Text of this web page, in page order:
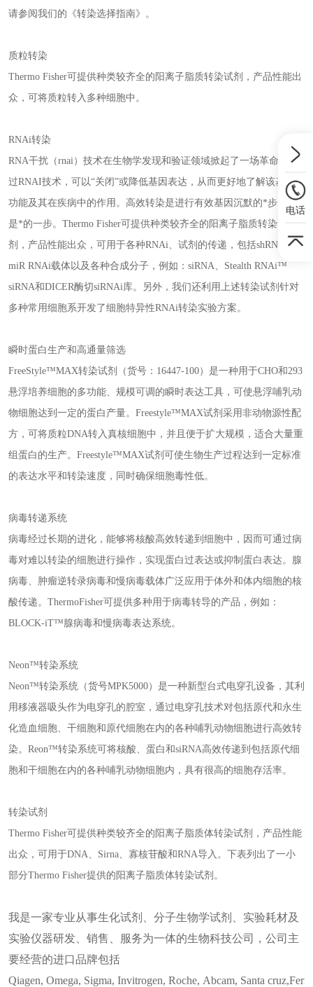
请参阅我们的《转染选择指南》。
质粒转染
Thermo Fisher可提供种类较齐全的阳离子脂质转染试剂，产品性能出
众，可将质粒转入多种细胞中。
RNAi转染
RNA干扰（rnai）技术在生物学发现和验证领域掀起了一场革命。通
过RNAI技术，可以“关闭”或降低基因表达，从而更好地了解该基因的
功能及其在疾病中的作用。高效转染是进行有效基因沉默的*步，也
是*的一步。Thermo Fisher可提供种类较齐全的阳离子脂质转染试
剂，产品性能出众，可用于各种RNAi、试剂的传递，包括shRNA和
miR RNAi载体以及各种合成分子，例如：siRNA、Stealth RNAi™
siRNA和DICER酶切siRNAi库。另外，我们还利用上述转染试剂针对
多种常用细胞系开发了细胞特异性RNAi转染实验方案。
瞬时蛋白生产和高通量筛选
FreeStyle™MAX转染试剂（货号：16447-100）是一种用于CHO和293
悬浮培养细胞的多功能、规模可调的瞬时表达工具，可使悬浮哺乳动
物细胞达到一定的蛋白产量。Freestyle™MAX试剂采用非动物源性配
方，可将质粒DNA转入真核细胞中，并且便于扩大规模，适合大量重
组蛋白的生产。Freestyle™MAX试剂可使生物生产过程达到一定标准
的表达水平和转染速度，同时确保细胞毒性低。
病毒转递系统
病毒经过长期的进化，能够将核酸高效转递到细胞中，因而可通过病
毒对难以转染的细胞进行操作，实现蛋白过表达或抑制蛋白表达。腺
病毒、肿瘤逆转录病毒和慢病毒载体广泛应用于体外和体内细胞的核
酸传递。ThermoFisher可提供多种用于病毒转导的产品，例如：
BLOCK-iT™腺病毒和慢病毒表达系统。
Neon™转染系统
Neon™转染系统（货号MPK5000）是一种新型台式电穿孔设备，其利
用移液器吸头作为电穿孔的腔室，通过电穿孔技术对包括原代和永生
化造血细胞、干细胞和原代细胞在内的各种哺乳动物细胞进行高效转
染。Reon™转染系统可将核酸、蛋白和siRNA高效传递到包括原代细
胞和干细胞在内的各种哺乳动物细胞内，具有很高的细胞存活率。
转染试剂
Thermo Fisher可提供种类较齐全的阳离子脂质体转染试剂，产品性能
出众，可用于DNA、Sirna、寡核苷酸和RNA导入。下表列出了一小
部分Thermo Fisher提供的阳离子脂质体转染试剂。
我是一家专业从事生化试剂、分子生物学试剂、实验耗材及
实验仪器研发、销售、服务为一体的生物科技公司，公司主
要经营的进口品牌包括
Qiagen, Omega, Sigma, Invitrogen, Roche, Abcam, Santa
电话